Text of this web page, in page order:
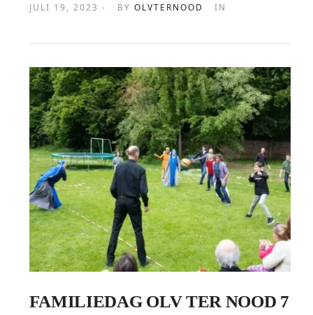
JULI 19, 2023 - BYOLVTERNOOD IN
FAMILIEDAG OLV TER NOOD 7